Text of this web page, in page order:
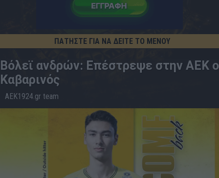
ΠΑΤΗΣΤΕ ΓΙΑ ΝΑ ΔΕΙΤΕ ΤΟ ΜΕΝΟΥ
Βόλεϊ ανδρών: Επέστρεψε στην ΑΕΚ ο
Καβαρινός
AEK1924.gr team